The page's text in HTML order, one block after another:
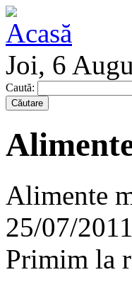
Joi, 6
Caută:
Alimente
25/07/
Primim la